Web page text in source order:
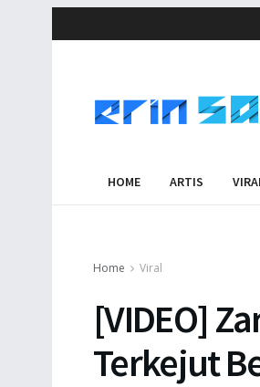
HOME ARTIS
Home Viral
[VIDEO]
Terkejut